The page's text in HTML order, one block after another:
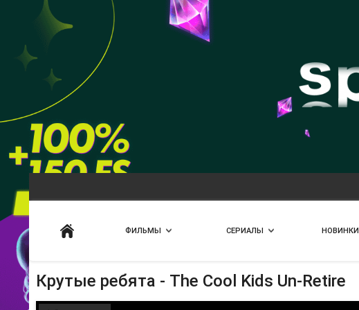
ФИЛЬМЫ СЕРИАЛЫ НОВИНКИ
Крутые ребята - The Cool Kids Un-Retire